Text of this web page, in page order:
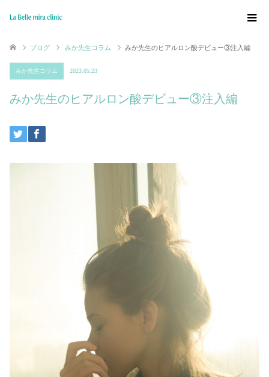
ブログ みか先生コラム みか先生のヒアルロン酸デビュー③注入編
みか先生コラム 2023.05.23
みか先生のヒアルロン酸デビュー③注入編